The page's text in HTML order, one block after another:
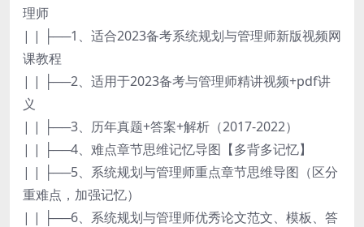
理师
| | ├──1、适合2023备考系统规划与管理师新版视频网
课教程
| | ├──2、适用于2023备考与管理师精讲视频+pdf讲
义
| | ├──3、历年真题+答案+解析（2017-2022）
| | ├──4、难点章节思维记忆导图【多背多记忆】
| | ├──5、系统规划与管理师重点章节思维导图（区分
重难点，加强记忆）
| | ├──6、系统规划与管理师优秀论文范文、模板、答